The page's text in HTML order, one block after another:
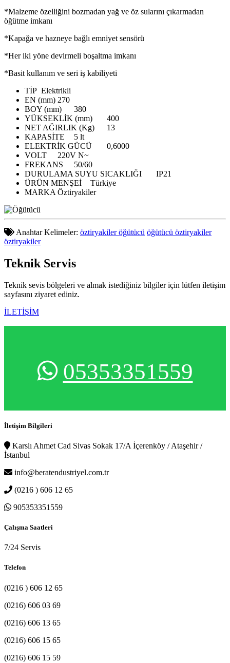
*Malzeme özelliğini bozmadan yağ ve öz sularını çıkarmadan
öğütme imkanı
*Kapağa ve hazneye bağlı emniyet sensörü
*Her iki yöne devirmeli boşaltma imkanı
*Basit kullanım ve seri iş kabiliyeti
TİP Elektrikli
EN (mm) 270
BOY (mm)
380
YÜKSEKLİK (mm)
400
NET AĞIRLIK (Kg)
13
KAPASİTE
5 lt
ELEKTRİK GÜCÜ
0,6000
VOLT
220V N~
FREKANS
50/60
DURULAMA SUYU SICAKLIĞI
IP21
ÜRÜN MENŞEİ
Türkiye
MARKA Öztiryakiler
Anahtar Kelimeler: öztiryakiler öğütücü öğütücü öztiryakiler
öztiryakiler
Teknik Servis
Teknik sevis bölgeleri ve almak istediğiniz bilgiler için lütfen iletişim
sayfasını ziyaret ediniz.
İLETİŞİM
05353351559
İletişim Bilgileri
Karslı Ahmet Cad Sivas Sokak 17/A İçerenköy / Ataşehir /
İstanbul
info@beratendustriyel.com.tr
(0216 ) 606 12 65
905353351559
Çalışma Saatleri
7/24 Servis
Telefon
(0216 ) 606 12 65
(0216) 606 03 69
(0216) 606 13 65
(0216) 606 15 65
(0216) 606 15 59